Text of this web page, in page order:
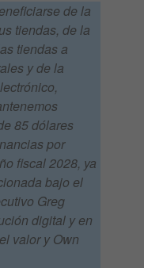
de la
tiendas, de la
tiendas a
y de la
85 dólares
por
fiscal 2028, ya
bajo el
Greg
digital y en
valor y Own